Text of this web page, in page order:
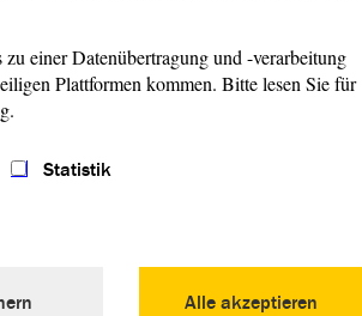
einer Datenübertragung und -verarbeitung
Plattformen kommen. Bitte lesen Sie für
Statistik
Alle akzeptieren